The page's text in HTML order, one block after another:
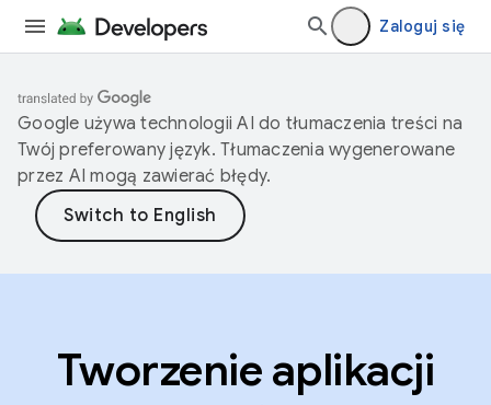
Zaloguj się
Google używa technologii AI do tłumaczenia treści na
Twój preferowany język. Tłumaczenia wygenerowane
przez AI mogą zawierać błędy.
Tworzenie aplikacji